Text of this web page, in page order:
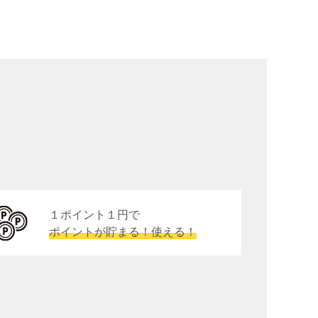
１ポイント１円で
ポイントが貯まる！使える！